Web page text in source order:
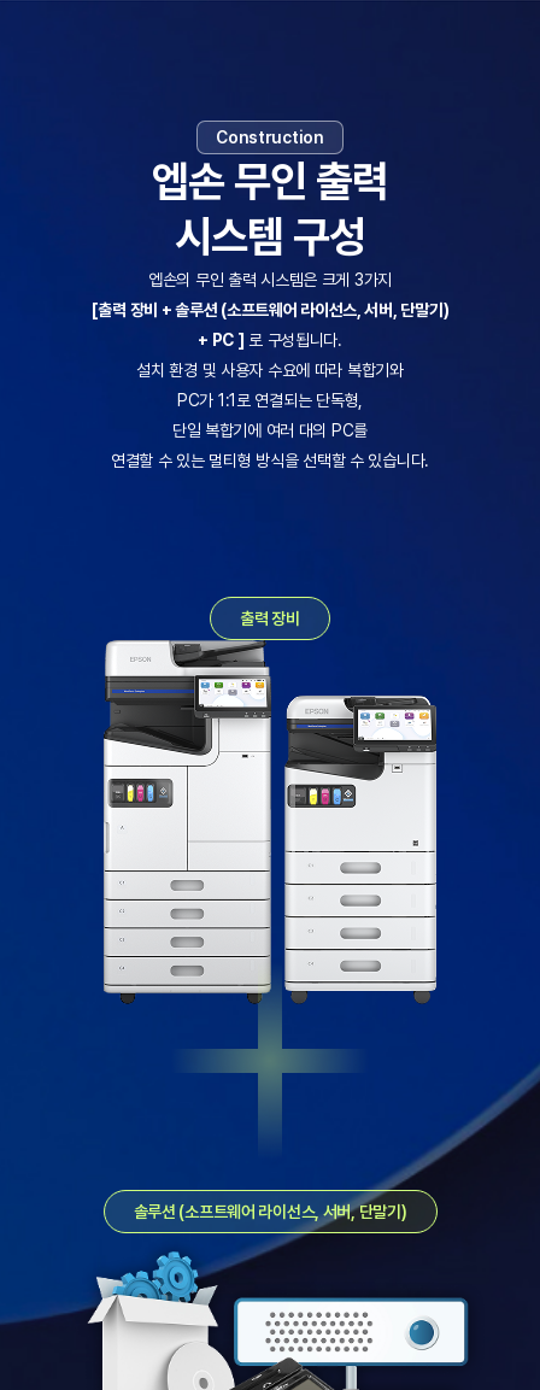
Construction
엡손 무인 출력
시스템 구성
엡손의 무인 출력 시스템은 크게 3가지
[출력 장비 + 솔루션 (소프트웨어 라이선스, 서버, 단말기)
+ PC ] 로 구성됩니다.
설치 환경 및 사용자 수요에 따라 복합기와
PC가 1:1로 연결되는 단독형,
단일 복합기에 여러 대의 PC를
연결할 수 있는 멀티형 방식을 선택할 수 있습니다.
출력 장비
솔루션 (소프트웨어 라이선스, 서버, 단말기)